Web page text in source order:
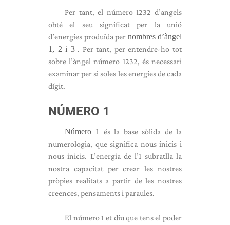
Per tant, el número 1232 d’angels
obté el seu significat per la unió
d’energies produïda per nombres d’àngel
1, 2 i 3. Per tant, per entendre-ho tot
sobre l’àngel número 1232, és necessari
examinar per si soles les energies de cada
dígit.
NÚMERO 1
Número 1
és la base sòlida de la
numerologia, que significa nous inicis i
nous inicis. L’energia de l’1 subratlla la
nostra capacitat per crear les nostres
pròpies realitats a partir de les nostres
creences, pensaments i paraules.
El número 1 et diu que tens el poder